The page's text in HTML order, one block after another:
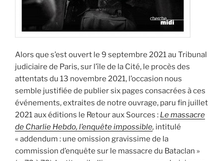
Alors que s’est ouvert le 9 septembre 2021 au Tribunal
judiciaire de Paris, sur l’île de la Cité, le procès des
attentats du 13 novembre 2021, l’occasion nous
semble justifiée de publier six pages consacrées à ces
événements, extraites de notre ouvrage, paru fin juillet
2021 aux éditions le Retour aux Sources : Le massacre
de Charlie Hebdo, l’enquête impossible, intitulé
« addendum : une omission gravissime de la
commission d’enquête sur le massacre du Bataclan »